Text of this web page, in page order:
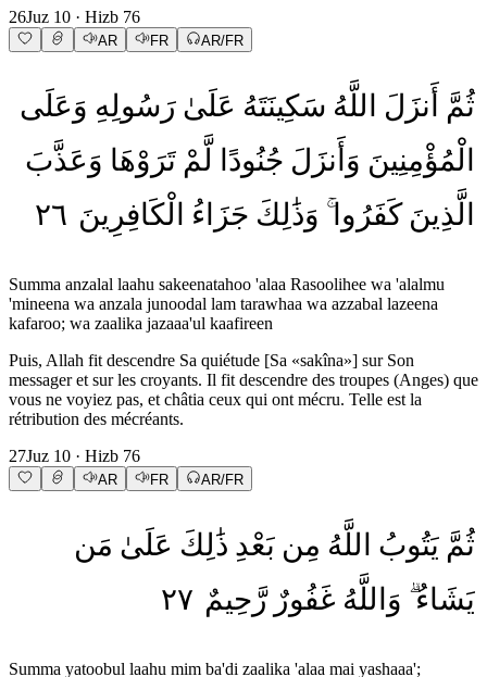
26Juz 10 · Hizb 76
AR FR AR/FR
ثُمَّ أَنزَلَ اللَّهُ سَكِينَتَهُ عَلَىٰ رَسُولِهِ وَعَلَى
الْمُؤْمِنِينَ وَأَنزَلَ جُنُودًا لَّمْ تَرَوْهَا وَعَذَّبَ
الَّذِينَ كَفَرُوا وَذَٰلِكَ جَزَاءُ الْكَافِرِينَ ٢٦
Summa anzalal laahu sakeenatahoo 'alaa Rasoolihee wa 'alalmu
'mineena wa anzala junoodal lam tarawhaa wa azzabal lazeena
kafaroo; wa zaalika jazaaa'ul kaafireen
Puis, Allah fit descendre Sa quiétude [Sa «sakîna»] sur Son
messager et sur les croyants. Il fit descendre des troupes (Anges) que
vous ne voyiez pas, et châtia ceux qui ont mécru. Telle est la
rétribution des mécréants.
27Juz 10 · Hizb 76
AR FR AR/FR
ثُمَّ يَتُوبُ اللَّهُ مِن بَعْدِ ذَٰلِكَ عَلَىٰ مَن
يَشَاءُ وَاللَّهُ غَفُورٌ رَّحِيمٌ ٢٧
Summa yatoobul laahu mim ba'di zaalika 'alaa mai yashaaa';